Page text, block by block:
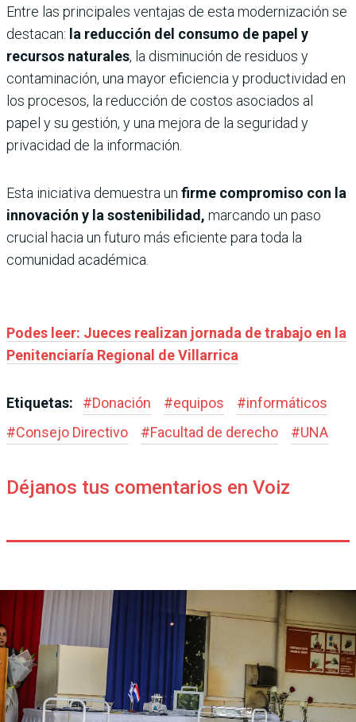
Entre las principales ventajas de esta modernización se
destacan: la reducción del consumo de papel y
recursos naturales, la disminución de residuos y
contaminación, una mayor eficiencia y productividad en
los procesos, la reducción de costos asociados al
papel y su gestión, y una mejora de la seguridad y
privacidad de la información.
Esta iniciativa demuestra un firme compromiso con la
innovación y la sostenibilidad, marcando un paso
crucial hacia un futuro más eficiente para toda la
comunidad académica.
Podes leer: Jueces realizan jornada de trabajo en la
Penitenciaría Regional de Villarrica
Etiquetas: #Donación #equipos #informáticos
#Consejo Directivo #Facultad de derecho #UNA
Déjanos tus comentarios en Voiz